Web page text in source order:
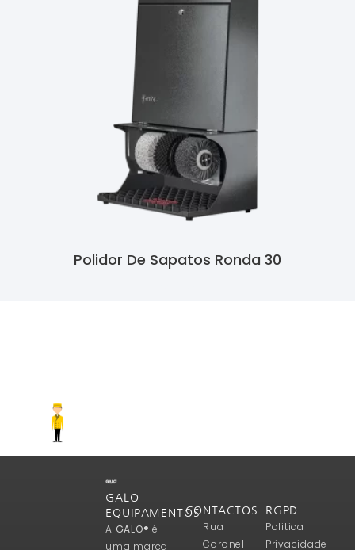
Polidor De Sapatos Ronda 30
GALO
EQUIPAMENTOS
A GALO® é
uma marca
CONTACTOS
Rua
Coronel
RGPD
Politica
Privacidade